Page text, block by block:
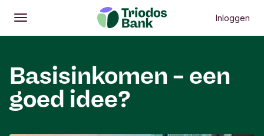
Openen
Hoofdmenu Inloggen
Basisinkomen – een
goed idee?